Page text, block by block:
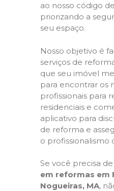
ao nosso código
priorizando a
seu espaço.
Nosso objetivo é
serviços de
que seu imóvel
para encontrar os
profissionais para
residenciais e
aplicativo para
de reforma e
o profissionalismo
Se você precisa
em reformas em
Nogueiras, MA,